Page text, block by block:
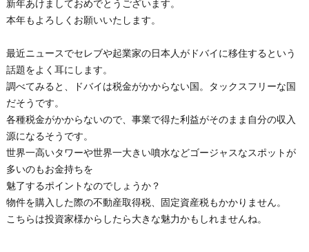
新年あけましておめでとうございます。
本年もよろしくお願いいたします。
最近ニュースでセレブや起業家の日本人がドバイに移住するという
話題をよく耳にします。
調べてみると、ドバイは税金がかからない国。タックスフリーな国
だそうです。
各種税金がかからないので、事業で得た利益がそのまま自分の収入
源になるそうです。
世界一高いタワーや世界一大きい噴水などゴージャスなスポットが
多いのもお金持ちを
魅了するポイントなのでしょうか？
物件を購入した際の不動産取得税、固定資産税もかかりません。
こちらは投資家様からしたら大きな魅力かもしれませんね。